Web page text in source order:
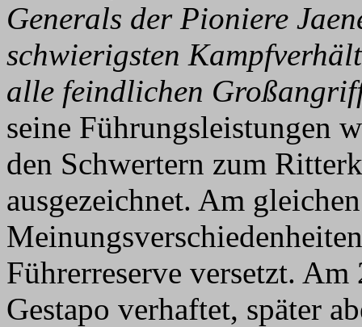
Generals der Pioniere
schwierigsten
alle feindlichen
seine Führungsleistungen
den Schwertern zum
ausgezeichnet. Am
Führerreserve versetzt.
Gestapo verhaftet, später